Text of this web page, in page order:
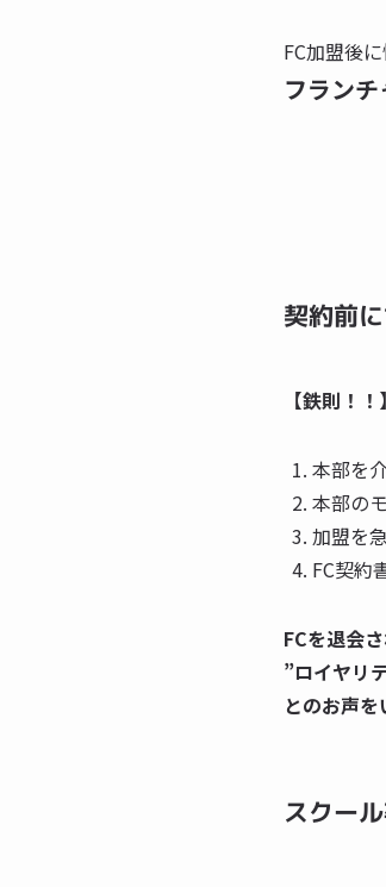
FC加盟後
フランチ
契約前
【鉄則！
本部を
本部の
加盟を
FC契約
FCを退会
”ロイヤリ
とのお声を
スクー